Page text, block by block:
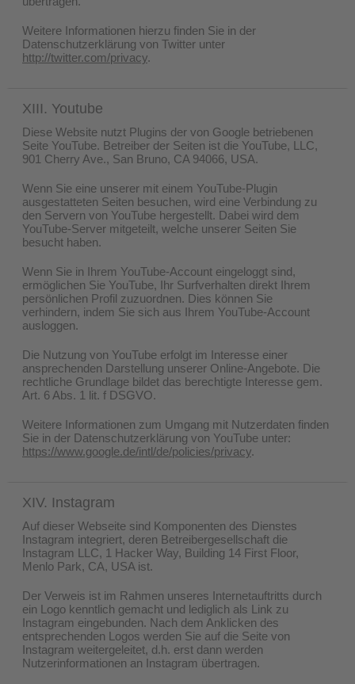
Weitere Informationen hierzu finden Sie in der
Datenschutzerklärung von Twitter unter
http://twitter.com/privacy.
XIII. Youtube
Diese Website nutzt Plugins der von Google betriebenen
Seite YouTube. Betreiber der Seiten ist die YouTube, LLC,
901 Cherry Ave., San Bruno, CA 94066, USA.
Wenn Sie eine unserer mit einem YouTube-Plugin
ausgestatteten Seiten besuchen, wird eine Verbindung zu
den Servern von YouTube hergestellt. Dabei wird dem
YouTube-Server mitgeteilt, welche unserer Seiten Sie
besucht haben.
Wenn Sie in Ihrem YouTube-Account eingeloggt sind,
ermöglichen Sie YouTube, Ihr Surfverhalten direkt Ihrem
persönlichen Profil zuzuordnen. Dies können Sie
verhindern, indem Sie sich aus Ihrem YouTube-Account
ausloggen.
Die Nutzung von YouTube erfolgt im Interesse einer
ansprechenden Darstellung unserer Online-Angebote. Die
rechtliche Grundlage bildet das berechtigte Interesse gem.
Art. 6 Abs. 1 lit. f DSGVO.
Weitere Informationen zum Umgang mit Nutzerdaten finden
Sie in der Datenschutzerklärung von YouTube unter:
https://www.google.de/intl/de/policies/privacy.
XIV. Instagram
Auf dieser Webseite sind Komponenten des Dienstes
Instagram integriert, deren Betreibergesellschaft die
Instagram LLC, 1 Hacker Way, Building 14 First Floor,
Menlo Park, CA, USA ist.
Der Verweis ist im Rahmen unseres Internetauftritts durch
ein Logo kenntlich gemacht und lediglich als Link zu
Instagram eingebunden. Nach dem Anklicken des
entsprechenden Logos werden Sie auf die Seite von
Instagram weitergeleitet, d.h. erst dann werden
Nutzerinformationen an Instagram übertragen.